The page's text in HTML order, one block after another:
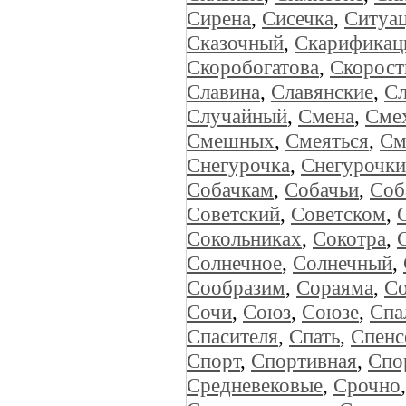
Сирена, Сисечка,
Сказочный,
Скоробогатова,
Славина, Славянские,
Случайный, Смена,
Смешных, Смеяться,
Снегурочка, Снегурочки
Собачкам, Собачьи,
Советский, Советском,
Сокольниках, Сокотра,
Солнечное, Солнечный,
Сообразим, Сораяма,
Сочи, Союз, Союзе,
Спасителя, Спать,
Спорт, Спортивная,
Средневековые, Срочно